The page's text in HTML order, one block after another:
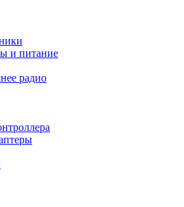
и питание
радио